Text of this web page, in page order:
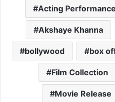
Acting Performance
Akshaye Khanna
bollywood box
Film Collection
Movie Release